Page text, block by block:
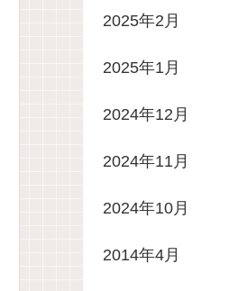
2025年2月
2025年1月
2024年12月
2024年11月
2024年10月
2014年4月